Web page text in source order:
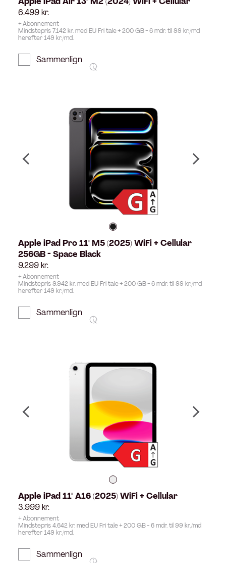
6.499kr.
+ Abonnement
Mindstepris 7.142 kr. med EU Fri tale + 200 GB - 6 mdr. til 99 kr./md
herefter 149 kr./md.
Sammenlign
Apple iPad Pro 11" M5 (2025) WiFi + Cellular
256GB - Space Black
9.299kr.
+ Abonnement
Mindstepris 9.942 kr. med EU Fri tale + 200 GB - 6 mdr. til 99 kr./md
herefter 149 kr./md.
Sammenlign
Apple iPad 11" A16 (2025) WiFi + Cellular
3.999kr.
+ Abonnement
Mindstepris 4.642 kr. med EU Fri tale + 200 GB - 6 mdr. til 99 kr./md
herefter 149 kr./md.
Sammenlign